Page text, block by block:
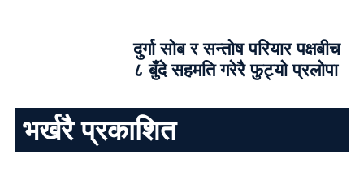
दुर्गा सोब र सन्तोष परियार पक्षबीच
८ बुँदे सहमति गरेरै फुट्यो प्रलोपा
भर्खरै प्रकाशित